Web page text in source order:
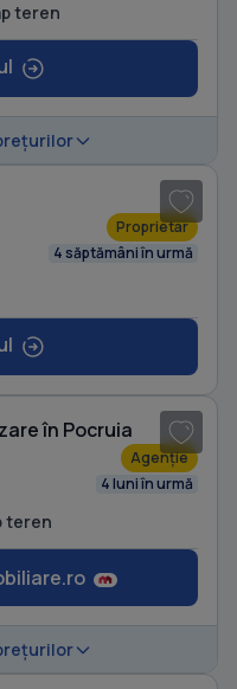
teren
Proprietar
4 săptămâni în urmă
în Pocruia
Agenție
4 luni în urmă
teren